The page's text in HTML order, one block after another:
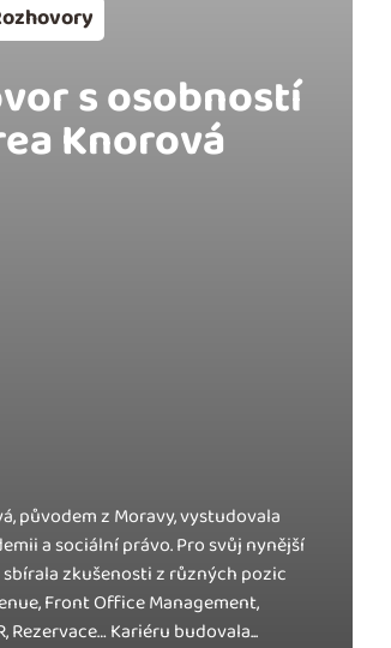
s osobností
Knorová
původem z Moravy, vystudovala
a sociální právo. Pro svůj nynější
zkušenosti z různých pozic
Front Office Management,
Rezervace… Kariéru budovala...